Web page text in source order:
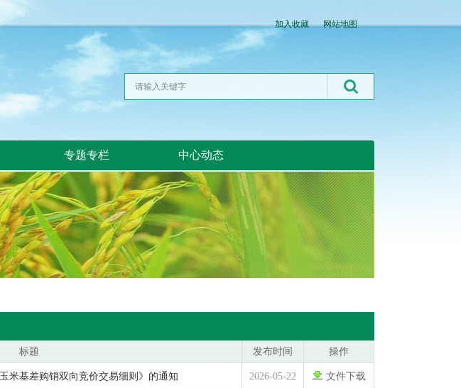
加入收藏 网站地图
专题专栏 中心动态
湖北粮网:湖北粮网
标题 发布时间 操作
米基差购销双向竞价交易细则》的通知 2026-05-22 文件下载